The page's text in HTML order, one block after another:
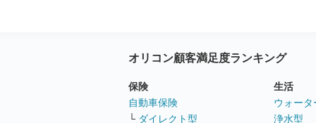
オリコン顧客満足度ランキング
保険
自動車保険
└ ダイレクト型
生活
ウォー
浄水型